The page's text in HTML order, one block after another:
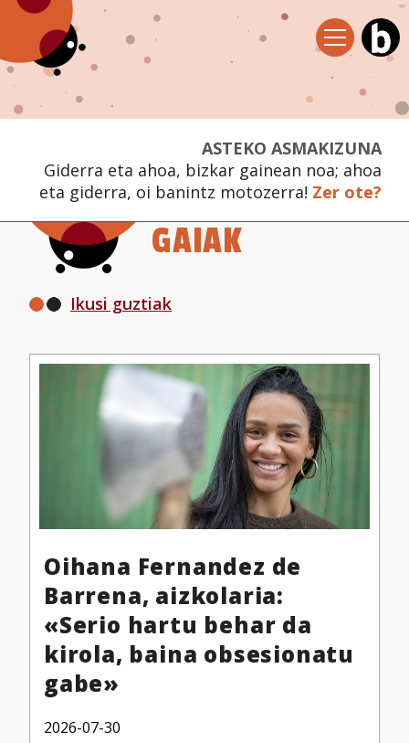
ASTEKO ASMAKIZUNA
Giderra eta ahoa, bizkar gainean noa; ahoa
eta giderra, oi banintz motozerra! Zer ote?
GAIAK
Ikusi guztiak
Oihana Fernandez de
Barrena, aizkolaria:
«Serio hartu behar da
kirola, baina obsesionatu
gabe»
2026-07-30